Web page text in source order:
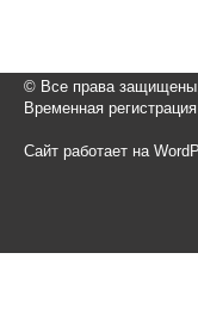
© Все права
Временная
Сайт работает на